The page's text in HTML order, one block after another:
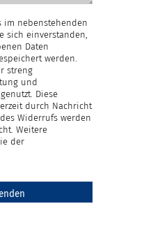
im nebenstehenden
sich einverstanden,
Daten
werden.
streng
und
Diese
durch Nachricht
Widerrufs werden
Weitere
der